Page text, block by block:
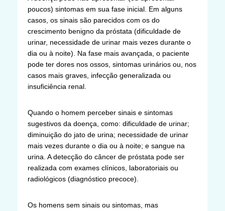
poucos) sintomas em sua fase inicial. Em alguns
casos, os sinais são parecidos com os do
crescimento benigno da próstata (dificuldade de
urinar, necessidade de urinar mais vezes durante o
dia ou à noite). Na fase mais avançada, o paciente
pode ter dores nos ossos, sintomas urinários ou, nos
casos mais graves, infecção generalizada ou
insuficiência renal.
Quando o homem perceber sinais e sintomas
sugestivos da doença, como: dificuldade de urinar;
diminuição do jato de urina; necessidade de urinar
mais vezes durante o dia ou à noite; e sangue na
urina. A detecção do câncer de próstata pode ser
realizada com exames clínicos, laboratoriais ou
radiológicos (diagnóstico precoce).
Os homens sem sinais ou sintomas, mas